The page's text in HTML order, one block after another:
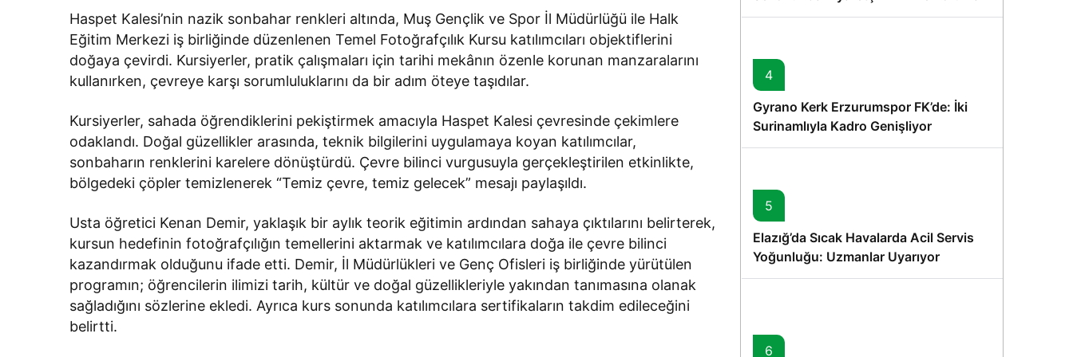
Haspet Kalesi’nin nazik sonbahar renkleri altında, Muş Gençlik ve Spor İl Müdürlüğü ile Halk
Eğitim Merkezi iş birliğinde düzenlenen Temel Fotoğrafçılık Kursu katılımcıları objektiflerini
doğaya çevirdi. Kursiyerler, pratik çalışmaları için tarihi mekânın özenle korunan manzaralarını
kullanırken, çevreye karşı sorumluluklarını da bir adım öteye taşıdılar.
Kursiyerler, sahada öğrendiklerini pekiştirmek amacıyla Haspet Kalesi çevresinde çekimlere
odaklandı. Doğal güzellikler arasında, teknik bilgilerini uygulamaya koyan katılımcılar,
sonbaharın renklerini karelere dönüştürdü. Çevre bilinci vurgusuyla gerçekleştirilen etkinlikte,
bölgedeki çöpler temizlenerek “Temiz çevre, temiz gelecek” mesajı paylaşıldı.
Usta öğretici Kenan Demir, yaklaşık bir aylık teorik eğitimin ardından sahaya çıktılarını belirterek,
kursun hedefinin fotoğrafçılığın temellerini aktarmak ve katılımcılara doğa ile çevre bilinci
kazandırmak olduğunu ifade etti. Demir, İl Müdürlükleri ve Genç Ofisleri iş birliğinde yürütülen
programın; öğrencilerin ilimizi tarih, kültür ve doğal güzellikleriyle yakından tanımasına olanak
sağladığını sözlerine ekledi. Ayrıca kurs sonunda katılımcılara sertifikaların takdim edileceğini
belirtti.
Vurgusu
4
Gyrano Kerk Erzurumspor FK’de: İki
Surinamlıyla Kadro Genişliyor
5
Elazığ’da Sıcak Havalarda Acil Servis
Yoğunluğu: Uzmanlar Uyarıyor
6